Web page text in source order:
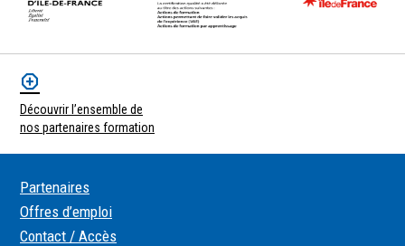
Découvrir l’ensemble de
nos partenaires formation
Partenaires
Offres d’emploi
Contact / Accès